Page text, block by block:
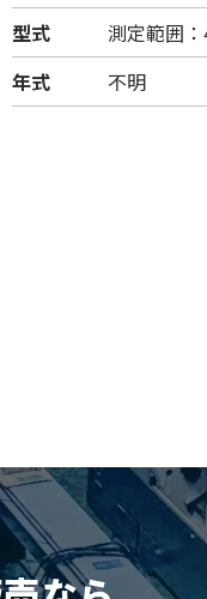
型式
測定範囲
年式
不明